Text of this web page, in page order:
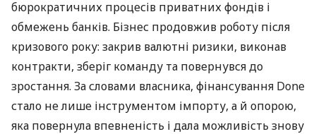
бюрократичних процесів приватних фондів і
обмежень банків. Бізнес продовжив роботу після
кризового року: закрив валютні ризики, виконав
контракти, зберіг команду та повернувся до
зростання. За словами власника, фінансування Done
стало не лише інструментом імпорту, а й опорою,
яка повернула впевненість і дала можливість знову